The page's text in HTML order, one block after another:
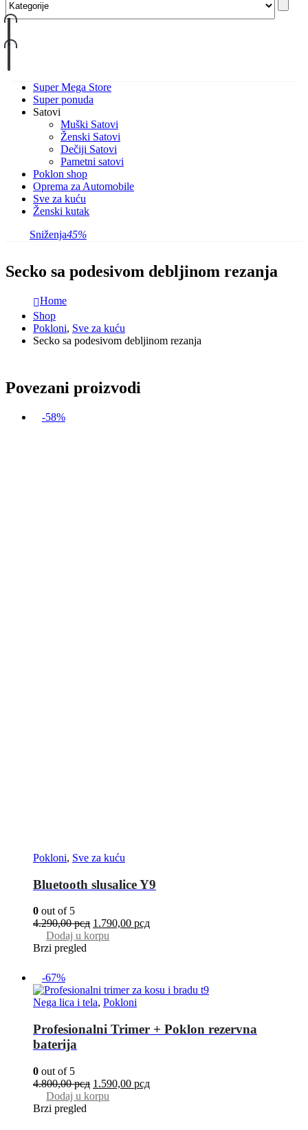
Super Mega Store
Super ponuda
Satovi
Muški Satovi
Ženski Satovi
Dečiji Satovi
Pametni satovi
Poklon shop
Oprema za Automobile
Sve za kuću
Ženski kutak
Sniženja45%
Secko sa podesivom debljinom rezanja
Home
Shop
Pokloni, Sve za kuću
Secko sa podesivom debljinom rezanja
Povezani proizvodi
-58%
Pokloni, Sve za kuću
Bluetooth slusalice Y9
0 out of 5
4.290,00рсд 1.790,00 рсд
Dodaj u korpu
Brzi pregled
-67%
Nega lica i tela, Pokloni
Profesionalni Trimer + Poklon rezervna
baterija
0 out of 5
4.800,00рсд 1.590,00 рсд
Dodaj u korpu
Brzi pregled